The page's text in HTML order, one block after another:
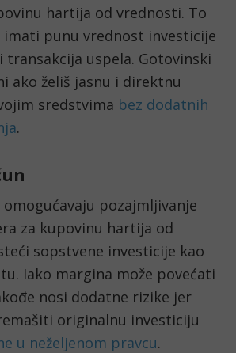
hartija od vrednosti. To
imati punu vrednost investicije
transakcija uspela. Gotovinski
ako želiš jasnu i direktnu
sredstvima bez dodatnih
.
pozajmljivanje
za kupovinu hartija od
sopstvene investicije kao
Iako margina može povećati
nosi dodatne rizike jer
originalnu investiciju
u neželjenom pravcu.